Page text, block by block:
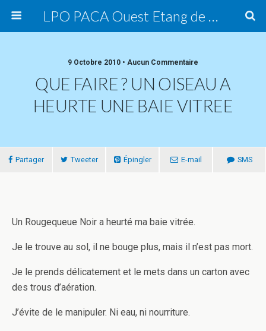
LPO PACA Ouest Etang de Berre, groupe local
9 Octobre 2010 • Aucun Commentaire
QUE FAIRE ? UN OISEAU A
HEURTE UNE BAIE VITREE
Partager Tweeter Épingler E-mail SMS
Un Rougequeue Noir a heurté ma baie vitrée.
Je le trouve au sol, il ne bouge plus, mais il n’est pas mort.
Je le prends délicatement et le mets dans un carton avec
des trous d’aération.
J’évite de le manipuler. Ni eau, ni nourriture.